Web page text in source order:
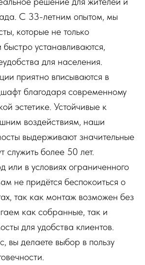
С 33-летним опытом, мы
которые не только
устанавливаются,
для населения.
приятно вписываются в
благодаря современному
эстетике. Устойчивые к
воздействиям, наши
выдерживают значительные
служить более 50 лет.
или в условиях ограниченного
не придётся беспокоиться о
так как монтаж возможен без
как собранные, так и
для удобства клиентов.
вы делаете выбор в пользу